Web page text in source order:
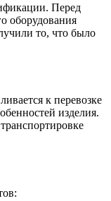
Перед
оборудования
то, что было
к перевозке
изделия.